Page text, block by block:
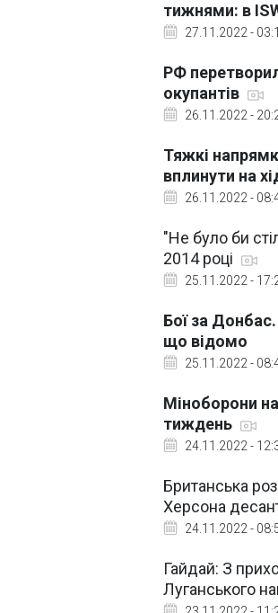
тижнями: в
27.11.2022 -
РФ
окупантів
26.11.2022 -
Тяжкі
вплинути на
26.11.2022 -
"Не було би
2014 році
25.11.2022 -
Бої за Донбас.
що відомо
25.11.2022 -
Міноборони
тиждень
24.11.2022 -
Британська
Херсона
24.11.2022 -
Гайдай: З
Луганського